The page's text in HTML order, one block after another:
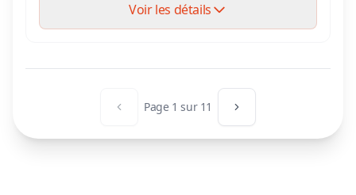
Voir les détails
Page précédente
Page 1 sur 11 Page suivante